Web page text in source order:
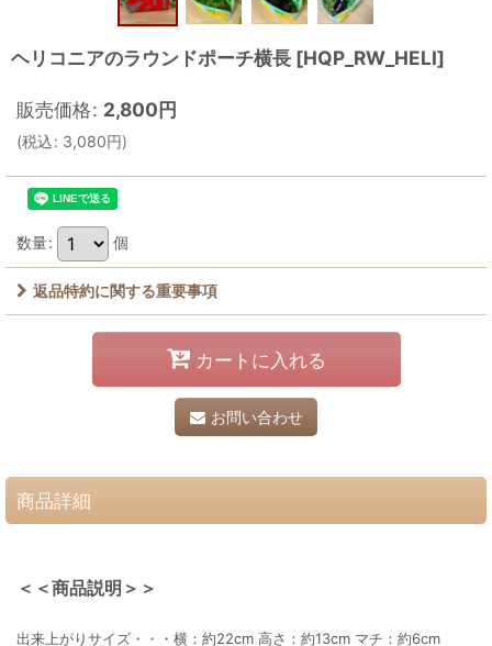
ヘリコニアのラウンドポーチ横長 [HQP_RW_HELI]
販売価格: 2,800円
(税込: 3,080円)
数量: 個
返品特約に関する重要事項
カートに入れる
お問い合わせ
商品詳細
＜＜商品説明＞＞
出来上がりサイズ・・・横：約22cm 高さ：約13cm マチ：約6cm